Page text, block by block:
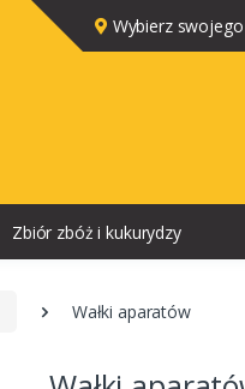
Wybierz
Zbiór zbóż i kukurydzy
Wałki aparatów